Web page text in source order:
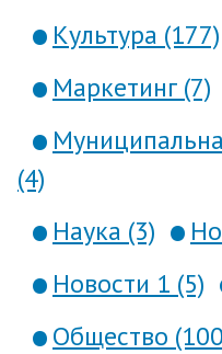
Культура (177)
Маркетинг (7)
(4)
Наука (3)
Новости 1 (5)
Общество